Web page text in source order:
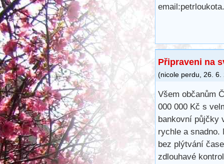
Připraveni na
(nicole perdu, 26. 6.
Všem občanům
000 000 Kč s
bankovní půjčky
rychle a
bez plýtvání
zdlouhavé